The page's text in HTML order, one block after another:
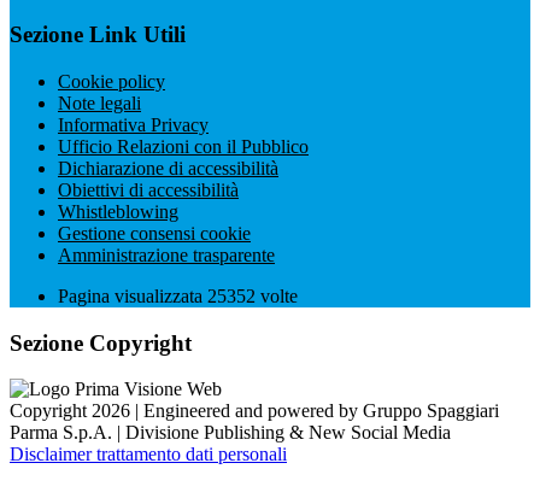
Sezione Link Utili
Cookie policy
Note legali
Informativa Privacy
Ufficio Relazioni con il Pubblico
Dichiarazione di accessibilità
Obiettivi di accessibilità
Whistleblowing
Gestione consensi cookie
Amministrazione trasparente
Pagina visualizzata 25352 volte
Sezione Copyright
Copyright 2026 | Engineered and powered by Gruppo Spaggiari
Parma S.p.A. | Divisione Publishing & New Social Media
Disclaimer trattamento dati personali